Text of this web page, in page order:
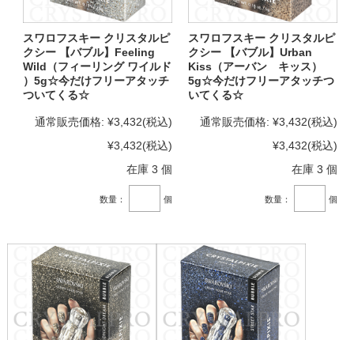
スワロフスキー クリスタルピ
クシー 【バブル】Feeling
Wild（フィーリング ワイルド
）5g☆今だけフリーアタッチ
ついてくる☆
通常販売価格: ¥3,432(税込)
¥3,432(税込)
在庫 3 個
数量： 個
スワロフスキー クリスタルピ
クシー 【バブル】Urban
Kiss（アーバン キッス）
5g☆今だけフリーアタッチつ
いてくる☆
通常販売価格: ¥3,432(税込)
¥3,432(税込)
在庫 3 個
数量： 個